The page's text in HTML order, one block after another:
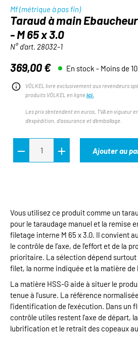
Mf (métrique à pas fin)
Taraud à main Ebaucheur
- M 65 x 3.0
N° d'art. 28032-1
Prix régulier :
369,00 € En stock - Moins de
VÖLKEL livre exclusivement aux revendeurs
produits VÖLKEL en ligne ici.
Les prix s'entendent en euros, TVA en vigueur
d'expédition, d'assurance et d'emballage.
Ajouter au
Vous utilisez ce produit comme un
pour le taraudage manuel et la remise
filetage interne M 65 x 3.0. Il convient
le contrôle de l'axe, de l'effort et de la
prioritaire. La sélection dépend surtout
filet, la norme indiquée et la matière de
La matière HSS-G aide à situer le
tenue à l'usure. La référence
l'identification de l'exécution. Dans un
contrôle utiles restent l'axe de départ,
lubrification et le retrait des copeaux